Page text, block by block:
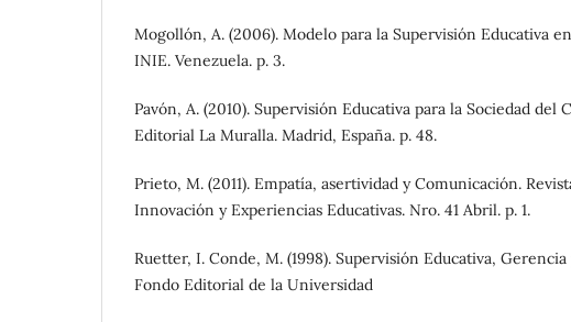
Mogollón, A. (2006). Modelo para la Supervisión Educativa
INIE. Venezuela. p. 3.
Pavón, A. (2010). Supervisión Educativa para la Sociedad del
Editorial La Muralla. Madrid, España. p. 48.
Prieto, M. (2011). Empatía, asertividad y Comunicación.
Innovación y Experiencias Educativas. Nro. 41 Abril. p. 1.
Ruetter, I. Conde, M. (1998). Supervisión Educativa, Gerencia
Fondo Editorial de la Universidad